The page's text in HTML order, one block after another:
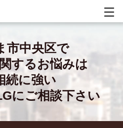
市中央区で
するお悩みは
続に強い
にご相談下さい